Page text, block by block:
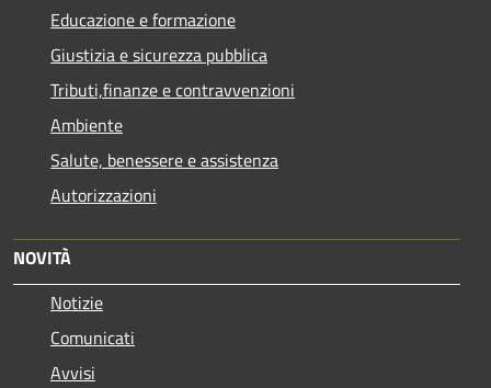
Educazione e formazione
Giustizia e sicurezza pubblica
Tributi,finanze e contravvenzioni
Ambiente
Salute, benessere e assistenza
Autorizzazioni
NOVITÀ
Notizie
Comunicati
Avvisi